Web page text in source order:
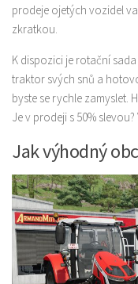
prodeje ojetých vozidel
zkratkou.
K dispozici je rotační
traktor svých snů a
byste se rychle zamyslet.
Je v prodeji s 50%
Jak výhodný